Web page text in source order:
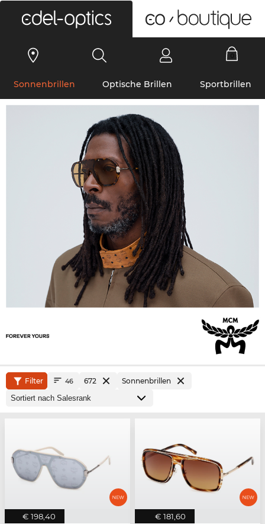
Sonnenbrillen Optische Brillen Sportbrillen
Filter 46 672 Sonnenbrillen
€ 198,40 € 181,60